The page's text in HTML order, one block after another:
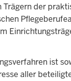
der
ist
aller